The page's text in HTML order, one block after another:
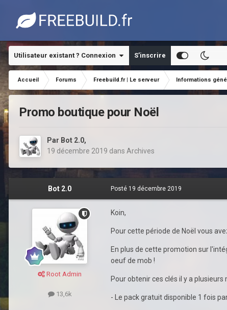
Utilisateur existant ? Connexion S’inscrire
Accueil Forums Freebuild.fr | Le serveur Informations
Promo boutique pour Noël
Par Bot 2.0,
19 décembre 2019 dans Archives
Bot 2.0
Root Admin
13,6k
Posté 19 décembre 2019
Koin,
Pour cette période de Noël vous
En plus de cette promotion sur
oeuf de mob !
Pour obtenir ces clés il y a plusieurs
- Le pack gratuit disponible 1 fois